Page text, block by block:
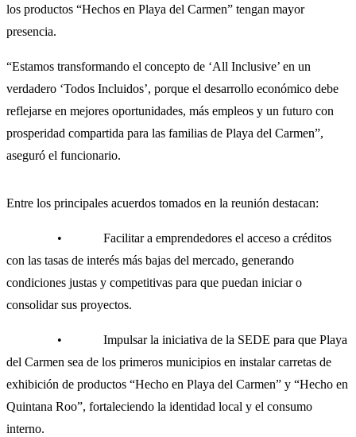
los productos “Hechos en Playa del Carmen” tengan mayor
presencia.
“Estamos transformando el concepto de ‘All Inclusive’ en un
verdadero ‘Todos Incluidos’, porque el desarrollo económico debe
reflejarse en mejores oportunidades, más empleos y un futuro con
prosperidad compartida para las familias de Playa del Carmen”,
aseguró el funcionario.
Entre los principales acuerdos tomados en la reunión destacan:
• Facilitar a emprendedores el acceso a créditos
con las tasas de interés más bajas del mercado, generando
condiciones justas y competitivas para que puedan iniciar o
consolidar sus proyectos.
• Impulsar la iniciativa de la SEDE para que Playa
del Carmen sea de los primeros municipios en instalar carretas de
exhibición de productos “Hecho en Playa del Carmen” y “Hecho en
Quintana Roo”, fortaleciendo la identidad local y el consumo
interno.